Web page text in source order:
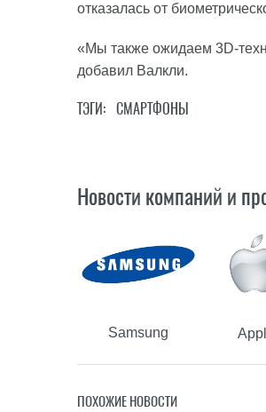
отказалась от
«Мы также ожидаем 3D-
добавил Валкли.
ТЭГИ: СМАРТФОНЫ
Новости компаний и
Samsung
ПОХОЖИЕ НОВОСТИ